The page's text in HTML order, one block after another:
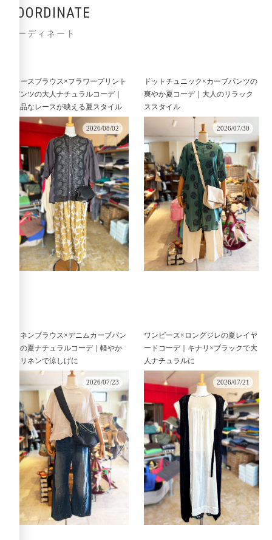
COORDINATE
コーディネート
レースブラウス×フラワープリント
パンツの大人ナチュラルコーデ｜
上品なレースが映える夏スタイル
2026/08/02
ドットチュニック×カーブパンツの
爽やか夏コーデ｜大人のリラック
ススタイル
2026/07/30
リネンブラウス×デニムカーブパン
ツの夏ナチュラルコーデ｜軽やか
なリネンで涼しげに
2026/07/23
ワンピース×ロングジレの夏レイヤ
ードコーデ｜キナリ×ブラックで大
人ナチュラルに
2026/07/21